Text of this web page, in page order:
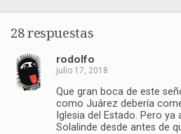
28 respuestas
rodolfo
julio 17, 2018
Que gran boca de este
como Juárez debería
Iglesia del Estado. Pero
Solalinde desde antes de